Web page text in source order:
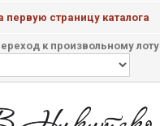
первую страницу каталога
к произвольному